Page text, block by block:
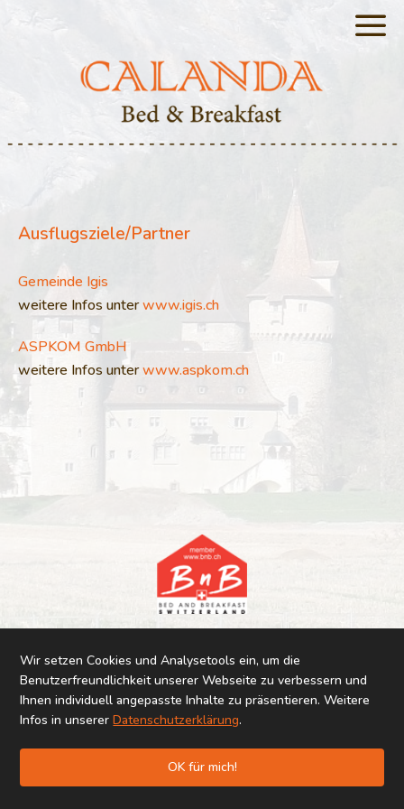
Ausflugsziele/Partner
Gemeinde Igis
weitere Infos unterwww.igis.ch
ASPKOM GmbH
weitere Infos unterwww.aspkom.ch
Wir setzen Cookies und Analysetools ein, um die
Benutzerfreundlichkeit unserer Webseite zu verbessern und
Ihnen individuell angepasste Inhalte zu präsentieren. Weitere
Infos in unsererDatenschutzerklärung.
OK für mich!